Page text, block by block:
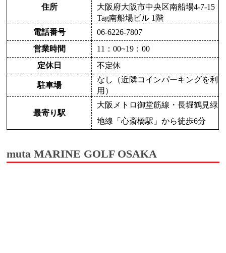
住所
大阪府大阪市中央区南船場4-7-15
Tag南船場ビル 1階
電話番号
06-6226-7807
営業時間
11：00~19：00
定休日
不定休
駐車場
なし（近隣コインパーキングを利
用）
最寄り駅
大阪メトロ御堂筋線・長堀鶴見緑
地線「心斎橋駅」から徒歩6分
muta MARINE GOLF OSAKA